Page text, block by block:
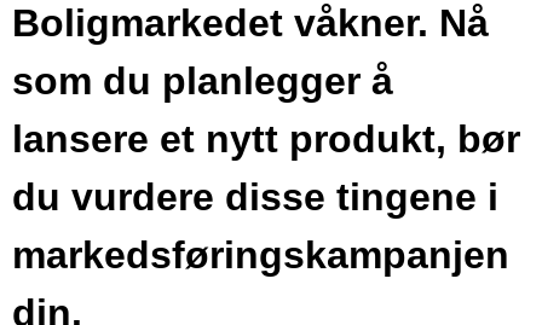
Boligmarkedet våkner. Nå
som du planlegger å
lansere et nytt produkt, bør
du vurdere disse tingene i
markedsføringskampanjen
din.